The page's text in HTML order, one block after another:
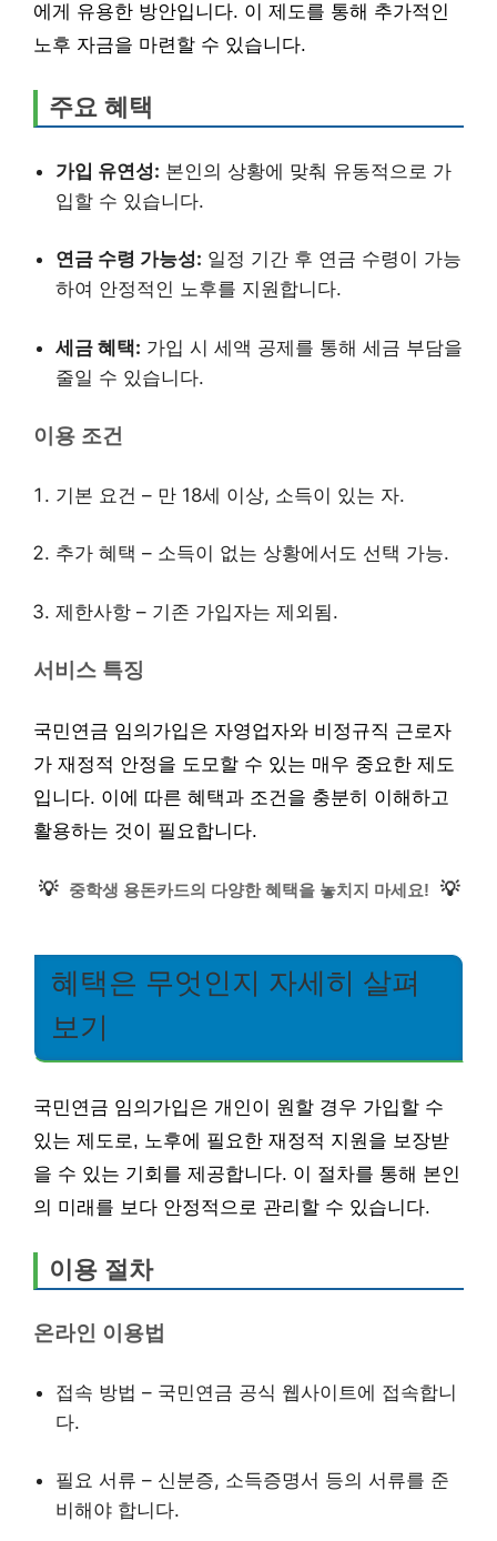
에게 유용한 방안입니다. 이 제도를 통해 추가적인
노후 자금을 마련할 수 있습니다.
주요 혜택
가입 유연성: 본인의 상황에 맞춰 유동적으로 가
입할 수 있습니다.
연금 수령 가능성: 일정 기간 후 연금 수령이 가능
하여 안정적인 노후를 지원합니다.
세금 혜택: 가입 시 세액 공제를 통해 세금 부담을
줄일 수 있습니다.
이용 조건
기본 요건 – 만 18세 이상, 소득이 있는 자.
추가 혜택 – 소득이 없는 상황에서도 선택 가능.
제한사항 – 기존 가입자는 제외됨.
서비스 특징
국민연금 임의가입은 자영업자와 비정규직 근로자
가 재정적 안정을 도모할 수 있는 매우 중요한 제도
입니다. 이에 따른 혜택과 조건을 충분히 이해하고
활용하는 것이 필요합니다.
💡 중학생 용돈카드의 다양한 혜택을 놓치지 마세요! 💡
혜택은 무엇인지 자세히 살펴
보기
국민연금 임의가입은 개인이 원할 경우 가입할 수
있는 제도로, 노후에 필요한 재정적 지원을 보장받
을 수 있는 기회를 제공합니다. 이 절차를 통해 본인
의 미래를 보다 안정적으로 관리할 수 있습니다.
이용 절차
온라인 이용법
접속 방법 – 국민연금 공식 웹사이트에 접속합니
다.
필요 서류 – 신분증, 소득증명서 등의 서류를 준
비해야 합니다.